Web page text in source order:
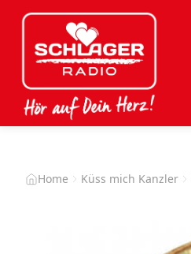
Home Küss mich Kanzler